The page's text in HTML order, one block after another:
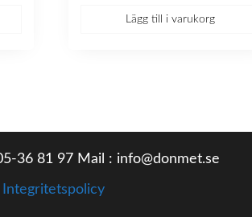
Lägg till i varukorg
36 81 97 Mail : info@donmet.se
Integritetspolicy